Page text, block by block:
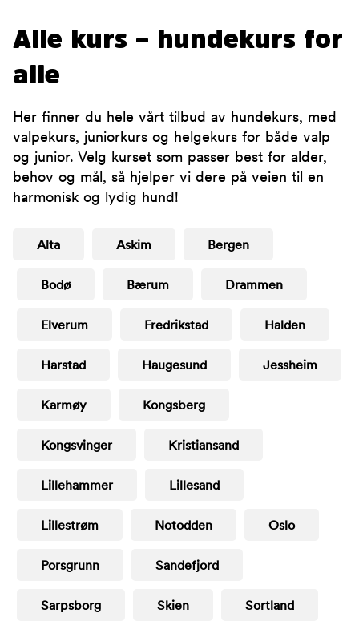
Alle kurs – hundekurs for
alle
Her finner du hele vårt tilbud av hundekurs, med
valpekurs, juniorkurs og helgekurs for både valp
og junior. Velg kurset som passer best for alder,
behov og mål, så hjelper vi dere på veien til en
harmonisk og lydig hund!
Alta Askim Bergen
Bodø Bærum Drammen
Elverum Fredrikstad Halden
Harstad Haugesund Jessheim
Karmøy Kongsberg
Kongsvinger Kristiansand
Lillehammer Lillesand
Lillestrøm Notodden Oslo
Porsgrunn Sandefjord
Sarpsborg Skien Sortland